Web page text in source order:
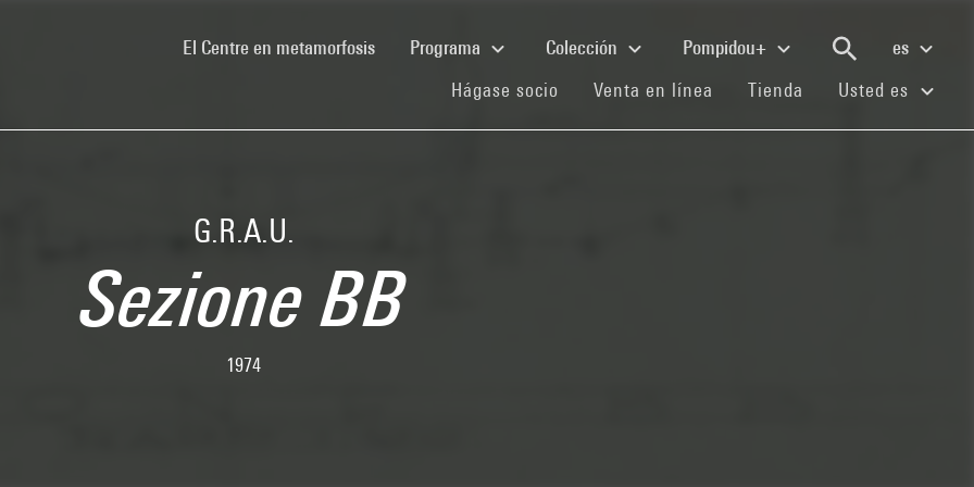
El Centre en metamorfosis(current)Programa Colección Pompidou+
es
Hágase socio (current)
Venta en línea (current)
Tienda (current)
Usted es
G.R.A.U.
Sezione BB
1974